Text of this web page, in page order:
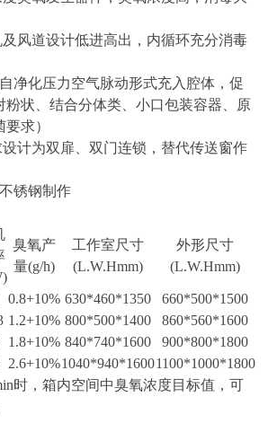
及风道设计低进高出，内循环充分消毒
净化压力空气脉动形式充入腔体，促
粉状、结合分体类、小口包装容器、原
求）
设计为双扉、双门连锁，替代传送窗作
锈钢制作
臭氧产
量(g/h)
工作室尺寸
(L.W.Hmm)
外形尺寸
(L.W.Hmm)
0.8+10% 630*460*1350
660*500*1500
1.2+10% 800*500*1400
860*560*1600
1.8+10% 840*740*1600
900*800*1800
2.6+10%1040*940*16001100*1000*1800
时，箱内空间中臭氧浓度目标值，可